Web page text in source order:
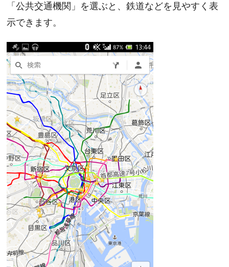
「公共交通機関」を選ぶと、鉄道などを見やすく表
示できます。